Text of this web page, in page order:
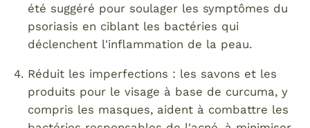
été suggéré pour soulager les symptômes du
psoriasis en ciblant les bactéries qui
déclenchent l'inflammation de la peau.
Réduit les imperfections : les savons et les
produits pour le visage à base de curcuma, y ​​
compris les masques, aident à combattre les